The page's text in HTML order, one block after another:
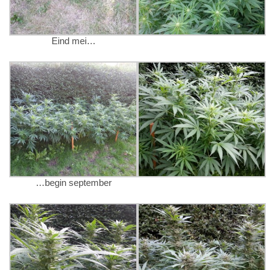
Eind mei…
…begin september